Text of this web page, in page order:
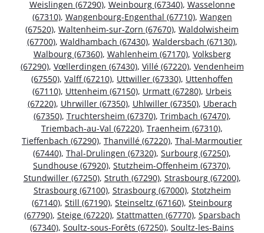
Weislingen (67290), Weinbourg (67340), Wasselonne
(67310), Wangenbourg-Engenthal (67710), Wangen
(67520), Waltenheim-sur-Zorn (67670), Waldolwisheim
(67700), Waldhambach (67430), Waldersbach (67130),
Walbourg (67360), Wahlenheim (67170), Volksberg
(67290), Vœllerdingen (67430), Villé (67220), Vendenheim
(67550), Valff (67210), Uttwiller (67330), Uttenhoffen
(67110), Uttenheim (67150), Urmatt (67280), Urbeis
(67220), Uhrwiller (67350), Uhlwiller (67350), Uberach
(67350), Truchtersheim (67370), Trimbach (67470),
Triembach-au-Val (67220), Traenheim (67310),
Tieffenbach (67290), Thanvillé (67220), Thal-Marmoutier
(67440), Thal-Drulingen (67320), Surbourg (67250),
Sundhouse (67920), Stutzheim-Offenheim (67370),
Stundwiller (67250), Struth (67290), Strasbourg (67200),
Strasbourg (67100), Strasbourg (67000), Stotzheim
(67140), Still (67190), Steinseltz (67160), Steinbourg
(67790), Steige (67220), Stattmatten (67770), Sparsbach
(67340), Soultz-sous-Forêts (67250), Soultz-les-Bains